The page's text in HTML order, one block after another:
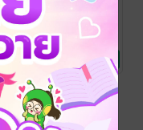
นาโงมิ สุข สงบ
สมดุล
เคน โมงิ/เขมลักขณ์
ดีประวัติ
พัฒนาตนเอง
2 Rating